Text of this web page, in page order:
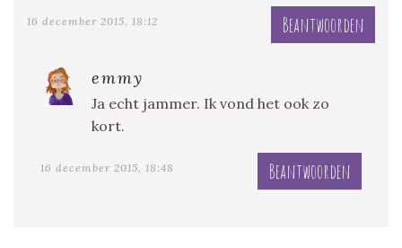
16 december 2015, 18:12 Beantwoorden
emmy
Ja echt jammer. Ik vond het ook zo
kort.
16 december 2015, 18:48 Beantwoorden